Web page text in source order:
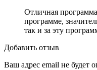
Отличная
программе,
так и за эту
Добавить отзыв
Ваш адрес email не будет